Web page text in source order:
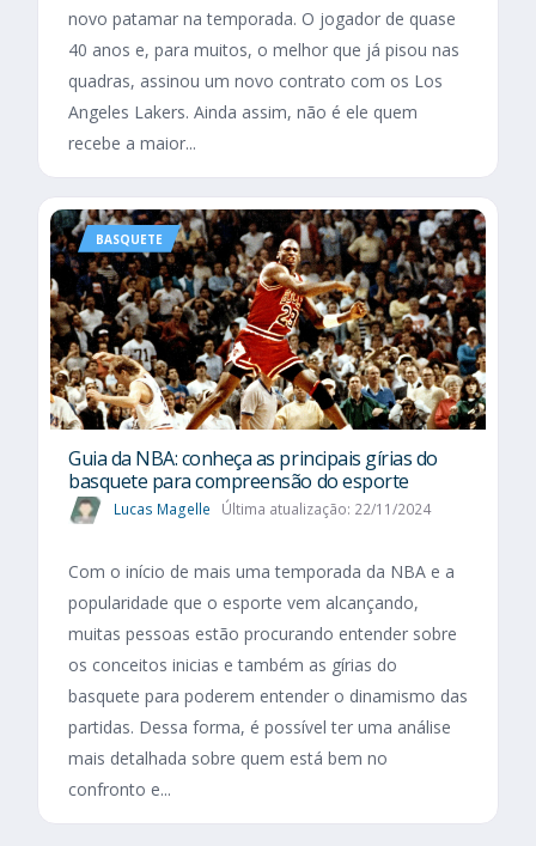
novo patamar na temporada. O jogador de quase
40 anos e, para muitos, o melhor que já pisou nas
quadras, assinou um novo contrato com os Los
Angeles Lakers. Ainda assim, não é ele quem
recebe a maior...
BASQUETE
Guia da NBA: conheça as principais gírias do
basquete para compreensão do esporte
Lucas Magelle Última atualização: 22/11/2024
Com o início de mais uma temporada da NBA e a
popularidade que o esporte vem alcançando,
muitas pessoas estão procurando entender sobre
os conceitos inicias e também as gírias do
basquete para poderem entender o dinamismo das
partidas. Dessa forma, é possível ter uma análise
mais detalhada sobre quem está bem no
confronto e...